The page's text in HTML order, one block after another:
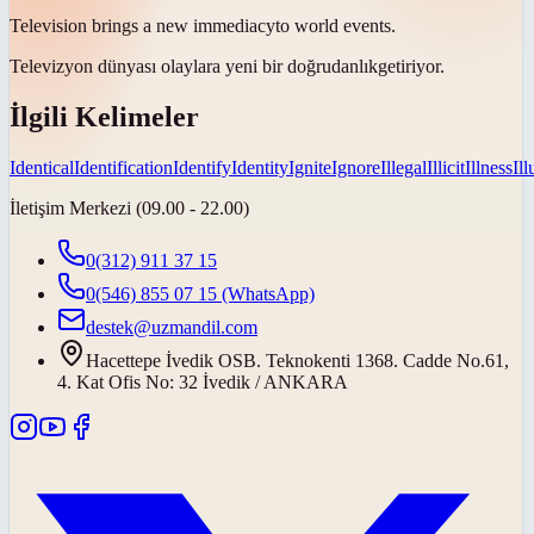
Television brings a new immediacyto world events.
Televizyon dünyası olaylara yeni bir doğrudanlıkgetiriyor.
İlgili Kelimeler
IdenticalIdentificationIdentifyIdentityIgniteIgnoreIllegalIllicitIllness
İletişim Merkezi (09.00 - 22.00)
0(312) 911 37 15
0(546) 855 07 15 (WhatsApp)
destek@uzmandil.com
Hacettepe İvedik OSB. Teknokenti 1368. Cadde No.61,
4. Kat Ofis No: 32 İvedik / ANKARA